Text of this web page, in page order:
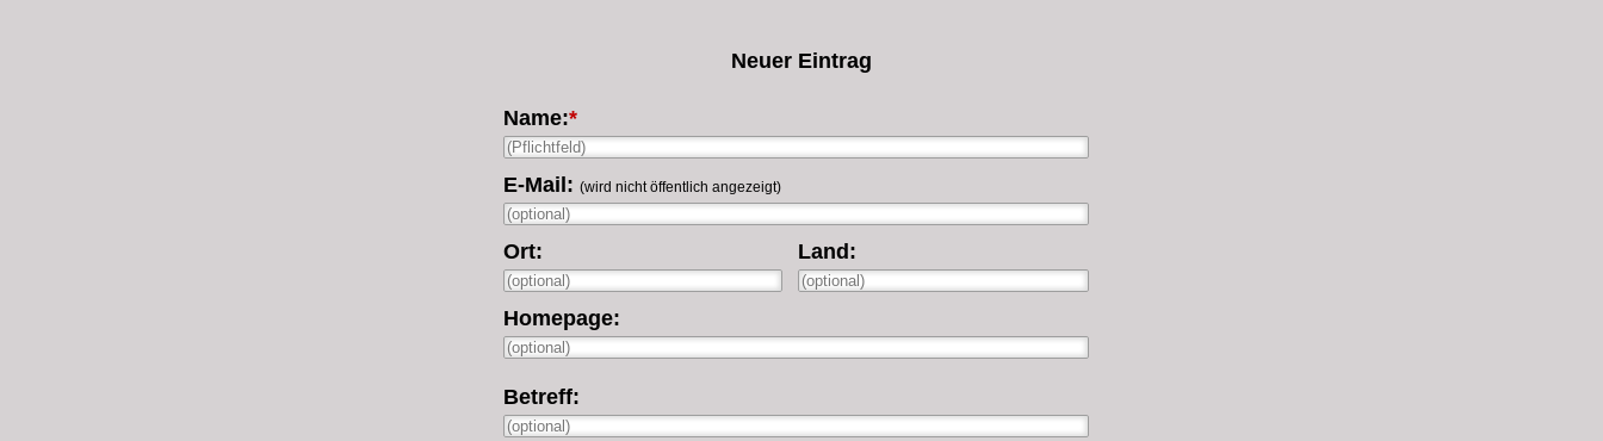
Neuer Eintrag
Name:*
E-Mail: (wird nicht öffentlich angezeigt)
Ort: Land:
Homepage:
Betreff: